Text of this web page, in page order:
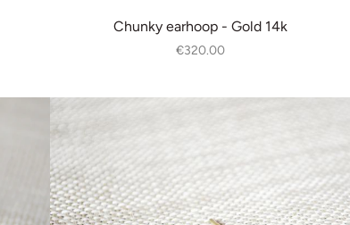
Chunky earhoop - Gold 14k
€320.00